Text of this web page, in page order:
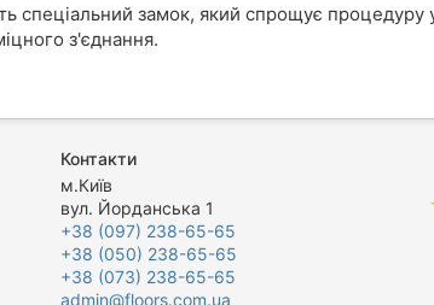
спеціальний замок, який спрощує процедуру
з'єднання.
Контакти
м.Київ
вул. Йорданська 1
+38 (097) 238-65-65
+38 (050) 238-65-65
+38 (073) 238-65-65
admin@floors.com.ua